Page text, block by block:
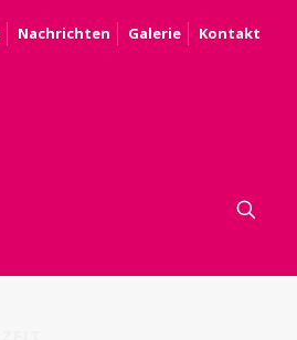
Nachrichten Galerie Kontakt